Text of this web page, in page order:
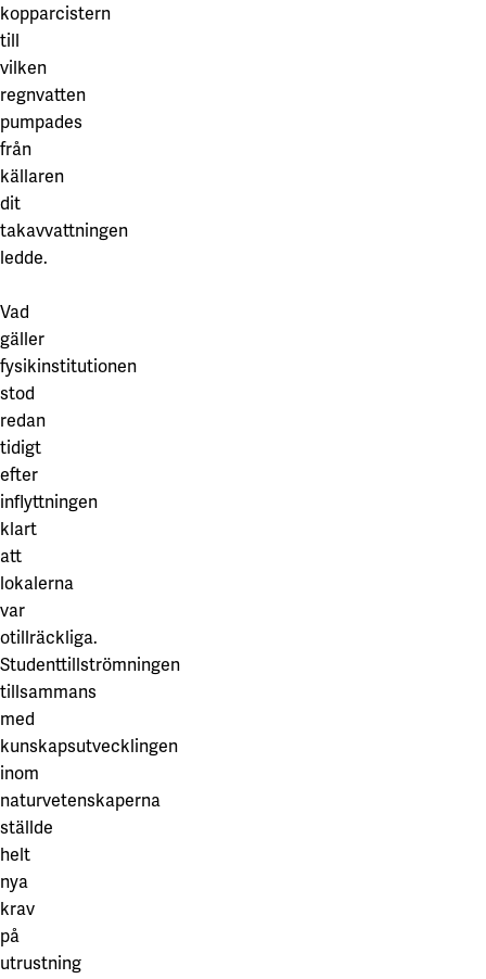
kopparcistern
till
vilken
regnvatten
pumpades
från
källaren
dit
takavvattningen
ledde.
Vad
gäller
fysikinstitutionen
stod
redan
tidigt
efter
inflyttningen
klart
att
lokalerna
var
otillräckliga.
Studenttillströmningen
tillsammans
med
kunskapsutvecklingen
inom
naturvetenskaperna
ställde
helt
nya
krav
på
utrustning